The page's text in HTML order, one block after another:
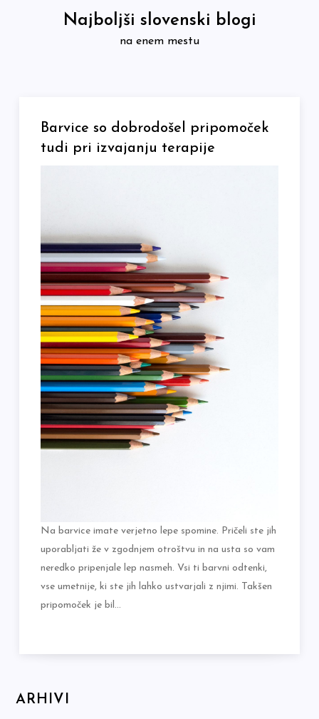
Najboljši slovenski blogi
na enem mestu
Barvice so dobrodošel pripomoček
tudi pri izvajanju terapije
Na barvice imate verjetno lepe spomine. Pričeli ste jih
uporabljati že v zgodnjem otroštvu in na usta so vam
neredko pripenjale lep nasmeh. Vsi ti barvni odtenki,
vse umetnije, ki ste jih lahko ustvarjali z njimi. Takšen
pripomoček je bil…
ARHIVI